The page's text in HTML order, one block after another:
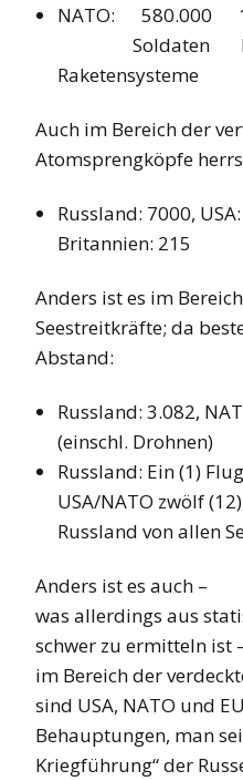
NATO: 580.000
Soldaten
Raketensysteme
Auch im Bereich der
Atomsprengköpfe
Russland: 7000,
Britannien: 215
Anders ist es im
Seestreitkräfte; da
Abstand:
Russland: 3.082,
(einschl. Drohnen)
Russland: Ein (1)
USA/NATO zwölf
Russland von allen
Anders ist es auch –
was allerdings aus
schwer zu ermitteln ist
im Bereich der
sind USA, NATO und
Behauptungen, man
Kriegführung“ der